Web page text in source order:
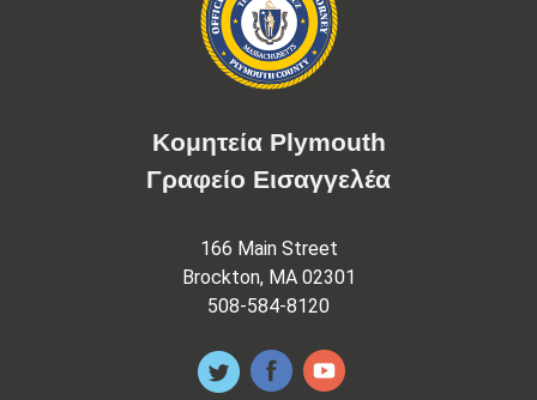
Κομητεία Plymouth
Γραφείο Εισαγγελέα
166 Main Street
Brockton, MA 02301
508-584-8120